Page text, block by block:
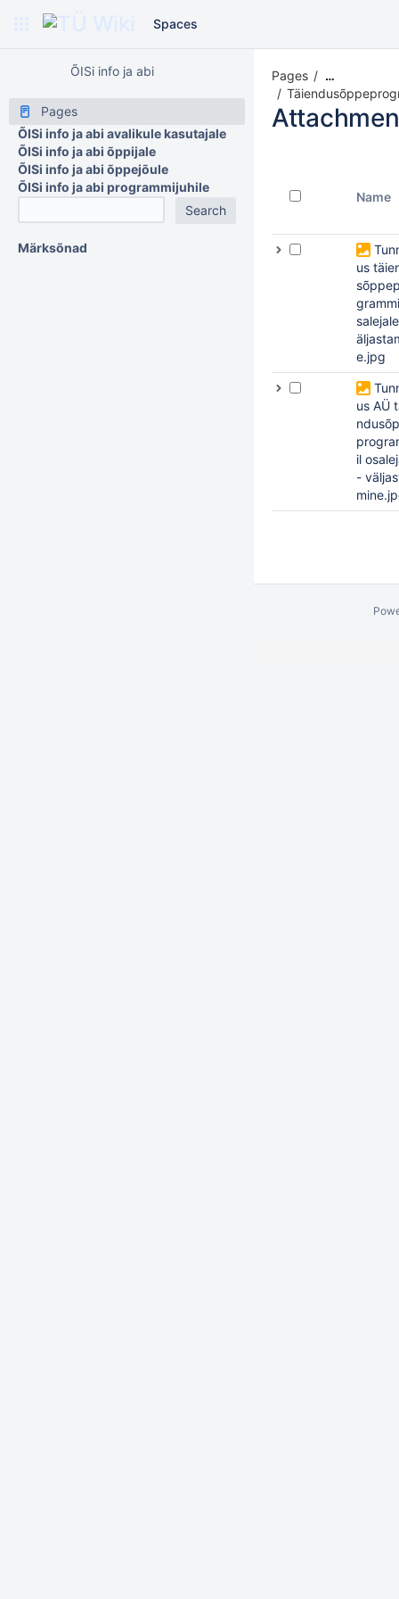
Spaces
ÕISi info ja abi
Pages
ÕISi info ja abi avalikule kasutajale
ÕISi info ja abi õppijale
ÕISi info ja abi õppejõule
ÕISi info ja abi programmijuhile
Märksõnad
Pages …
Name
us
e.jpg
us AÜ
il
-